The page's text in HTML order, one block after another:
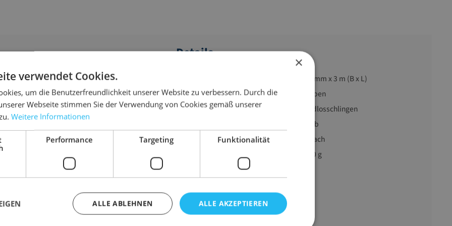
und Ketten.
Details
90 mm x 3 m (B x L)
Anwendungsbereich
Heben
Ausführung
Endlosschlingen
gelb
1-fach
850 g
×
verwendet Cookies.
um die Benutzerfreundlichkeit unserer Website zu verbessern. Durch die
Webseite stimmen Sie der Verwendung von Cookies gemäß unserer
Weitere Informationen
Performance Targeting Funktionalität
ALLE AKZEPTIEREN
ALLE ABLEHNEN